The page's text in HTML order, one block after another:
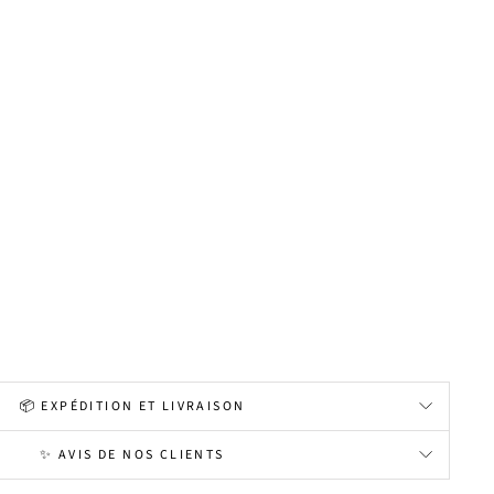
📦 EXPÉDITION ET LIVRAISON
✨ AVIS DE NOS CLIENTS